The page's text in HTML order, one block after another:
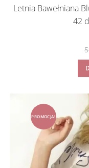
Letnia Bawełniana
42
PROMOCJA!